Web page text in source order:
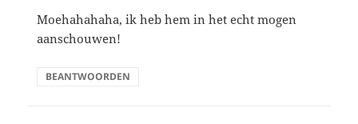
Moehahahaha, ik heb hem in het echt mogen
aanschouwen!
BEANTWOORDEN